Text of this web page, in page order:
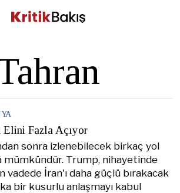
Elini Fazla Açıyor
sonra izlenebilecek birkaç yol
mümkündür. Trump, nihayetinde
vadede İran'ı daha güçlü bırakacak
bir kusurlu anlaşmayı kabul